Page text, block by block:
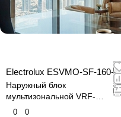
Electrolux ESVMO-SF-160-H
Наружный блок
мультизональной VRF-
системы, серия Step Free
0 0